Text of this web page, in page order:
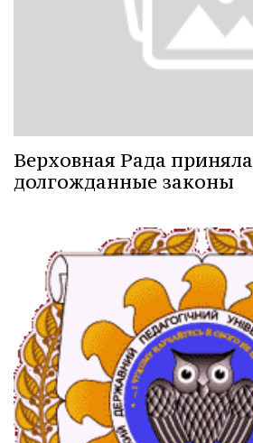
Верховная Рада приняла
долгожданные законы